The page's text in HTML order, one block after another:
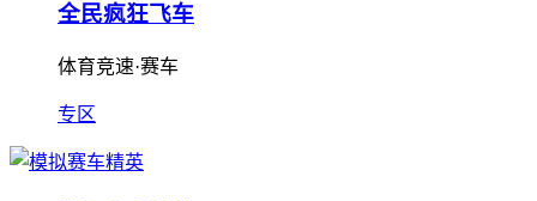
全民疯狂飞车
体育竞速·赛车
专区